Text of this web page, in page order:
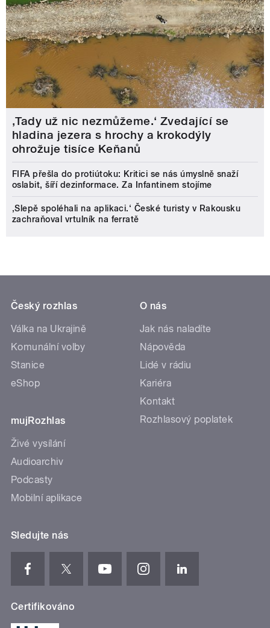
‚Tady už nic nezmůžeme.‘ Zvedající se
hladina jezera s hrochy a krokodýly
ohrožuje tisíce Keňanů
FIFA přešla do protiútoku: Kritici se nás úmyslně snaží
oslabit, šíří dezinformace. Za Infantinem stojíme
‚Slepě spoléhali na aplikaci.‘ České turisty v Rakousku
zachraňoval vrtulník na ferratě
Český rozhlas
Válka na Ukrajině
Komunální volby
Stanice
eShop
mujRozhlas
Živé vysílání
Audioarchiv
Podcasty
Mobilní aplikace
O nás
Jak nás naladíte
Nápověda
Lidé v rádiu
Kariéra
Kontakt
Rozhlasový poplatek
Sledujte nás
Certifikováno